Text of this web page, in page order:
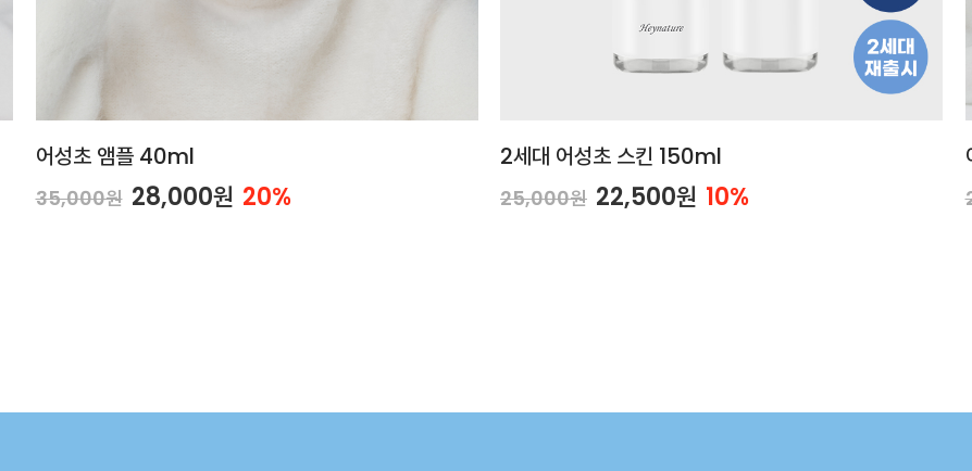
어성초 앰플 40ml
35,000원 28,000원 20%
2세대 어성초 스킨 150ml
25,000원 22,500원 10%